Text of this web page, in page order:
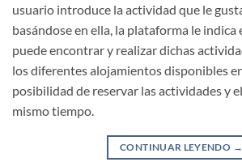
usuario introduce la actividad que le
basándose en ella, la plataforma le indica
puede encontrar y realizar dichas
los diferentes alojamientos disponibles
posibilidad de reservar las actividades y
mismo tiempo.
CONTINUAR LEYENDO →